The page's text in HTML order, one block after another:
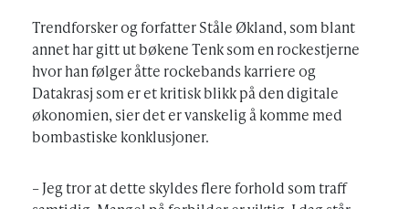
Trendforsker og forfatter Ståle Økland, som blant
annet har gitt ut bøkene Tenk som en rockestjerne
hvor han følger åtte rockebands karriere og
Datakrasj som er et kritisk blikk på den digitale
økonomien, sier det er vanskelig å komme med
bombastiske konklusjoner.
– Jeg tror at dette skyldes flere forhold som traff